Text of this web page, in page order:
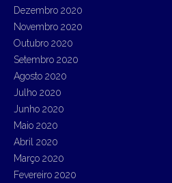
Dezembro 2020
Novembro 2020
Outubro 2020
Setembro 2020
Agosto 2020
Julho 2020
Junho 2020
Maio 2020
Abril 2020
Março 2020
Fevereiro 2020